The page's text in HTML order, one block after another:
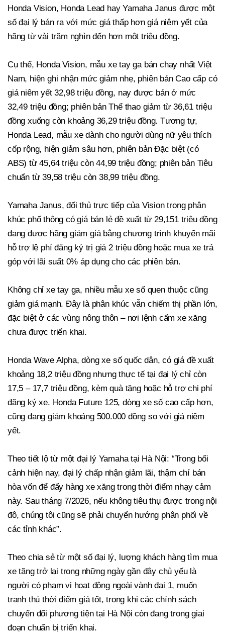
Honda Vision, Honda Lead hay Yamaha Janus được một
số đại lý bán ra với mức giá thấp hơn giá niêm yết của
hãng từ vài trăm nghìn đến hơn một triệu đồng.
Cụ thể, Honda Vision, mẫu xe tay ga bán chạy nhất Việt
Nam, hiện ghi nhận mức giảm nhẹ, phiên bản Cao cấp có
giá niêm yết 32,98 triệu đồng, nay được bán ở mức
32,49 triệu đồng; phiên bản Thể thao giảm từ 36,61 triệu
đồng xuống còn khoảng 36,29 triệu đồng. Tương tự,
Honda Lead, mẫu xe dành cho người dùng nữ yêu thích
cốp rộng, hiện giảm sâu hơn, phiên bản Đặc biệt (có
ABS) từ 45,64 triệu còn 44,99 triệu đồng; phiên bản Tiêu
chuẩn từ 39,58 triệu còn 38,99 triệu đồng.
Yamaha Janus, đối thủ trực tiếp của Vision trong phân
khúc phổ thông có giá bán lẻ đề xuất từ 29,151 triệu đồng
đang được hãng giảm giá bằng chương trình khuyến mãi
hỗ trợ lệ phí đăng ký trị giá 2 triệu đồng hoặc mua xe trả
góp với lãi suất 0% áp dụng cho các phiên bản.
Không chỉ xe tay ga, nhiều mẫu xe số quen thuộc cũng
giảm giá mạnh. Đây là phân khúc vẫn chiếm thị phần lớn,
đặc biệt ở các vùng nông thôn – nơi lệnh cấm xe xăng
chưa được triển khai.
Honda Wave Alpha, dòng xe số quốc dân, có giá đề xuất
khoảng 18,2 triệu đồng nhưng thực tế tại đại lý chỉ còn
17,5 – 17,7 triệu đồng, kèm quà tặng hoặc hỗ trợ chi phí
đăng ký xe. Honda Future 125, dòng xe số cao cấp hơn,
cũng đang giảm khoảng 500.000 đồng so với giá niêm
yết.
Theo tiết lộ từ một đại lý Yamaha tại Hà Nội: “Trong bối
cảnh hiện nay, đại lý chấp nhận giảm lãi, thậm chí bán
hòa vốn để đẩy hàng xe xăng trong thời điểm nhạy cảm
này. Sau tháng 7/2026, nếu không tiêu thụ được trong nội
đô, chúng tôi cũng sẽ phải chuyển hướng phân phối về
các tỉnh khác”.
Theo chia sẻ từ một số đại lý, lượng khách hàng tìm mua
xe tăng trở lại trong những ngày gần đây chủ yếu là
người có phạm vi hoạt động ngoài vành đai 1, muốn
tranh thủ thời điểm giá tốt, trong khi các chính sách
chuyển đổi phương tiện tại Hà Nội còn đang trong giai
đoạn chuẩn bị triển khai.